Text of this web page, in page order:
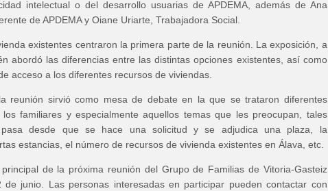
intelectual o del desarrollo usuarias de APDEMA, además de Ana
de APDEMA y Oiane Uriarte, Trabajadora Social.
existentes centraron la primera parte de la reunión. La exposición, a
abordó las diferencias entre las distintas opciones existentes, así como
acceso a los diferentes recursos de viviendas.
reunión sirvió como mesa de debate en la que se trataron diferentes
familiares y especialmente aquellos temas que les preocupan, tales
desde que se hace una solicitud y se adjudica una plaza, la
estancias, el número de recursos de vivienda existentes en Álava, etc.
de la próxima reunión del Grupo de Familias de Vitoria-Gasteiz
junio. Las personas interesadas en participar pueden contactar con